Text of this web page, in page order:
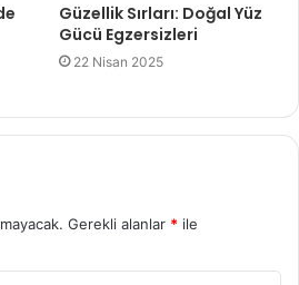
Güzellik Sırları: Doğal Yüz
Gücü Egzersizleri
22 Nisan 2025
Gerekli alanlar * ile